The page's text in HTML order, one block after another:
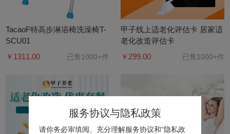
TacaoF特高步淋浴椅洗澡椅T-
SCU01
￥1311.00
已售1000+件
甲子线上适老化评估卡 居家适
老化改造评估卡
￥299.00
已售1000+件
服务协议与隐私政策
请你务必审填阅、充分理解服务协议和“隐私政